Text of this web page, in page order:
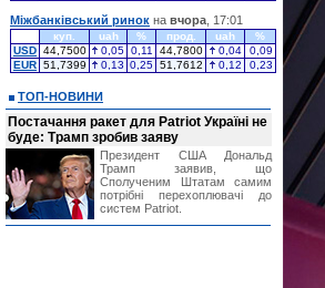
Міжбанківський ринок на вчора , 17:01
куп. uah % прод. uah
%
USD 44,7500 0,05 0,11 44,7800 0,04
0,09
EUR 51,7399 0,13 0,25 51,7612 0,12 0,23
ТОП-НОВИНИ
Постачання ракет для Patriot Україні не
буде: Трамп зробив заяву
Президент США Дональд
Трамп заявив, що
Сполученим Штатам самим
потрібні перехоплювачі до
систем Patriot.